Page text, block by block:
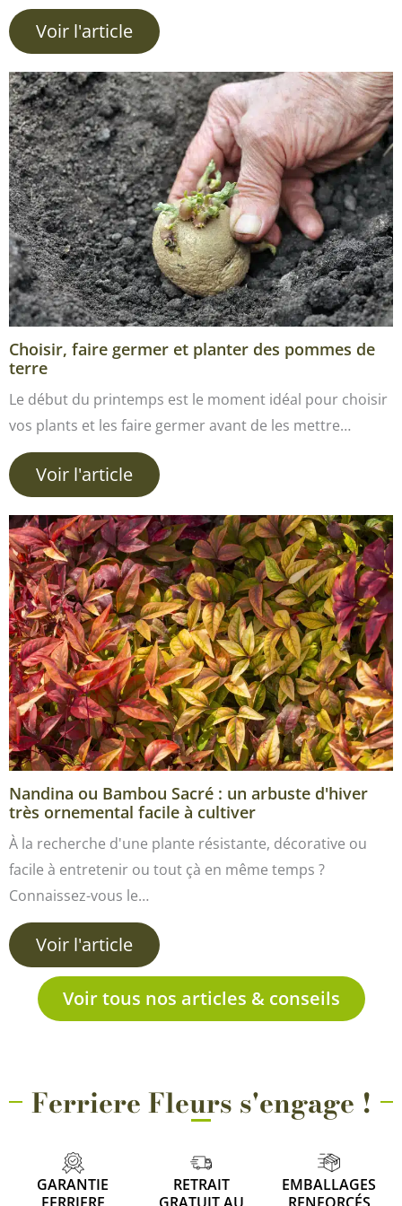
Voir l'article
Choisir, faire germer et planter des pommes de
terre
Le début du printemps est le moment idéal pour choisir
vos plants et les faire germer avant de les mettre…
Voir l'article
Nandina ou Bambou Sacré : un arbuste d'hiver
très ornemental facile à cultiver
À la recherche d'une plante résistante, décorative ou
facile à entretenir ou tout çà en même temps ?
Connaissez-vous le…
Voir l'article
Voir tous nos articles & conseils
Ferriere Fleurs s'engage !
GARANTIE
FERRIERE
RETRAIT
GRATUIT AU
EMBALLAGES
RENFORCÉS